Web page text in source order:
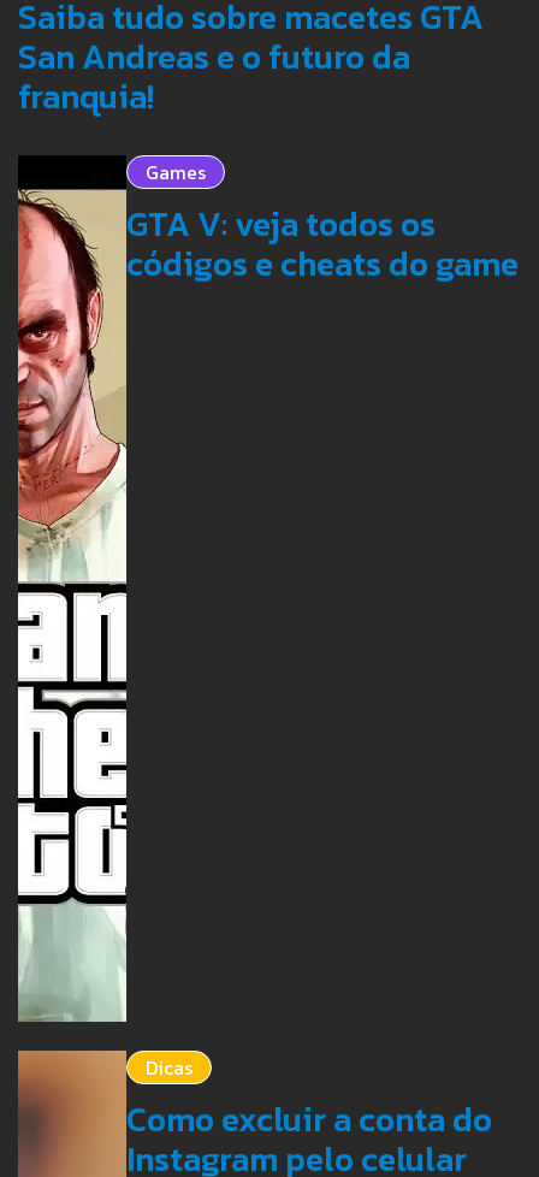
Saiba tudo sobre macetes GTA
San Andreas e o futuro da
franquia!
Games
GTA V: veja todos os
códigos e cheats do game
Dicas
Como excluir a conta do
Instagram pelo celular